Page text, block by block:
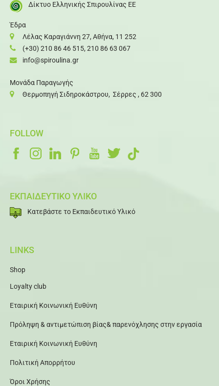
Δίκτυο Ελληνικής Σπιρουλίνας ΕΕ
Έδρα
Λέλας Καραγιάννη 27, Αθήνα, 11 252
(+30) 210 86 46 515, 210 86 63 067
info@spiroulina.gr
Μονάδα Παραγωγής
Θερμοπηγή Σιδηροκάστρου, Σέρρες , 62 300
FOLLOW
ΕΚΠΑΙΔΕΥΤΙΚΟ ΥΛΙΚΟ
Κατεβάστε το Εκπαιδευτικό Υλικό
LINKS
Shop
Loyalty club
Εταιρική Κοινωνική Ευθύνη
Πρόληψη & αντιμετώπιση βίας& παρενόχλησης στην εργασία
Εταιρική Κοινωνική Ευθύνη
Πολιτική Απορρήτου
Όροι Χρήσης